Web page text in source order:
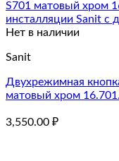
Нет в наличии
Sanit
Двухрежимная
матовый хром
3,550.00 ₽